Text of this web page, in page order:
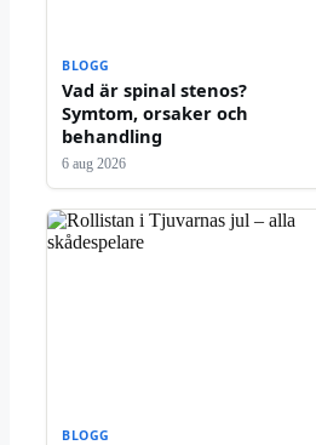
BLOGG
Vad är spinal stenos?
Symtom, orsaker och
behandling
6 aug 2026
BLOGG